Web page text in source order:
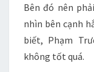
Bên đó nên
nhìn bên cạnh
biết, Phạm
không tốt quá.